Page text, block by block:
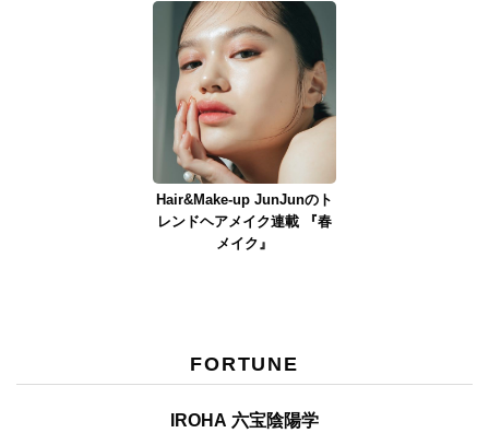
Hair&Make-up JunJunのト
レンドヘアメイク連載 『春
メイク』
FORTUNE
IROHA 六宝陰陽学